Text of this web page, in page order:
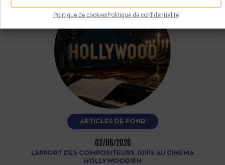
Politique de cookiesPolitique de confidentialité
ARTICLES DE FOND
02/06/2026
L’APPORT DES COMPOSITEURS JUIFS AU CINÉMA
HOLLYWOODIEN